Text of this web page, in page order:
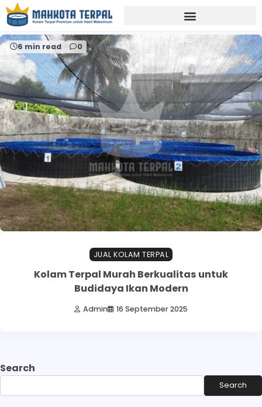
Home investasi ternak ikan.
6 min read 0
JUAL KOLAM TERPAL
Kolam Terpal Murah Berkualitas untuk
Budidaya Ikan Modern
Admin 16 September 2025
Search
Search